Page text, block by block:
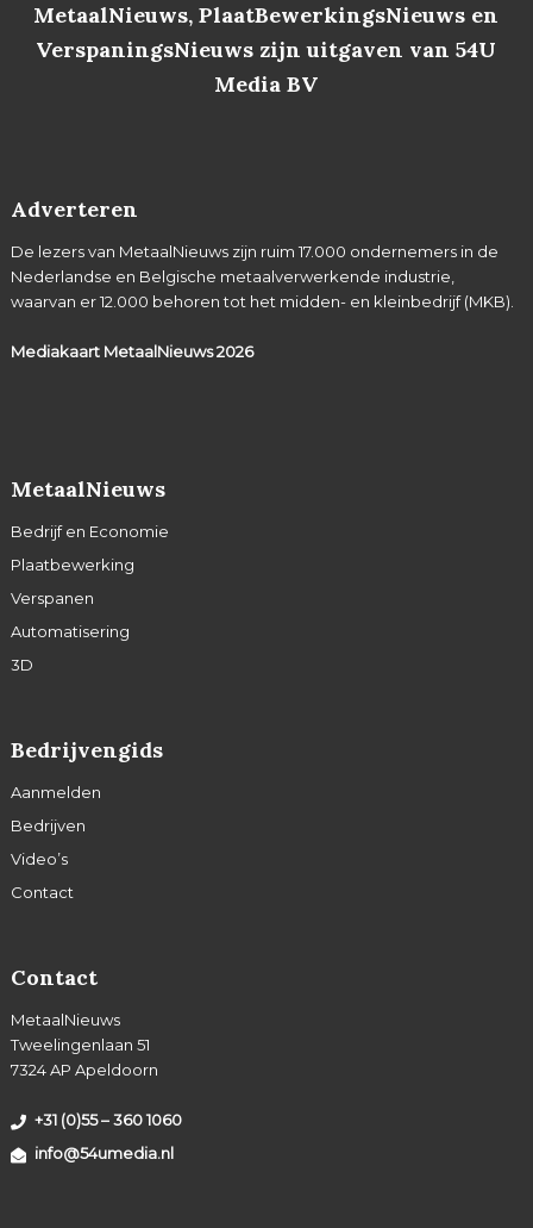
MetaalNieuws, PlaatBewerkingsNieuws en
VerspaningsNieuws zijn uitgaven van 54U
Media BV
Adverteren
De lezers van MetaalNieuws zijn ruim 17.000 ondernemers in de
Nederlandse en Belgische metaalverwerkende industrie,
waarvan er 12.000 behoren tot het midden- en kleinbedrijf (MKB).
Mediakaart MetaalNieuws2026
MetaalNieuws
Bedrijf en Economie
Plaatbewerking
Verspanen
Automatisering
3D
Bedrijvengids
Aanmelden
Bedrijven
Video’s
Contact
Contact
MetaalNieuws
Tweelingenlaan 51
7324 AP Apeldoorn
+31 (0)55 – 360 1060
info@54umedia.nl